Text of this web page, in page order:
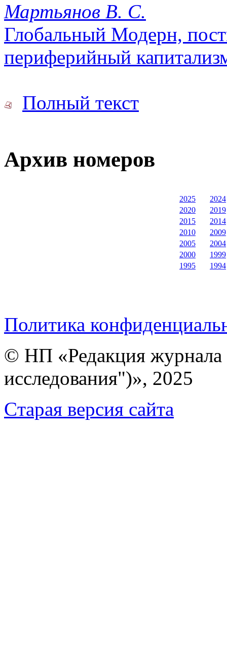
Мартьянов В. С.
Глобальный Модерн,
периферийный
Полный текст
Архив номеров
2025
2024
2020
2019
2015
2014
2010
2009
2005
2004
2000
1999
1995
1994
Политика
© НП «Редакция
исследования")», 2025
Cтарая версия сайта